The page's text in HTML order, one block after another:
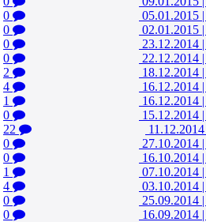
0
05.01.2015 |
0
02.01.2015 |
0
23.12.2014 |
0
22.12.2014 |
2
18.12.2014 |
4
16.12.2014 |
1
16.12.2014 |
0
15.12.2014 |
22
11.12.2014
0
27.10.2014 |
0
16.10.2014 |
1
07.10.2014 |
4
03.10.2014 |
0
25.09.2014 |
0
16.09.2014 |